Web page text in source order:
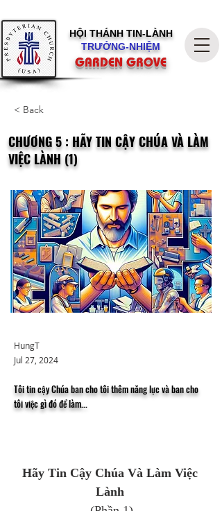
HỘI THÁNH TIN-LÀNH
TRƯỞNG-NHIỆM
GARDEN GROVE
< Back
CHƯƠNG 5 : HÃY TIN CẬY CHÚA VÀ LÀM
VIỆC LÀNH (1)
HungT
Jul 27, 2024
Tôi tin cậy Chúa ban cho tôi thêm năng lực và ban cho
tôi việc gì đó để làm...
Hãy Tin Cậy Chúa Và Làm Việc
Lành